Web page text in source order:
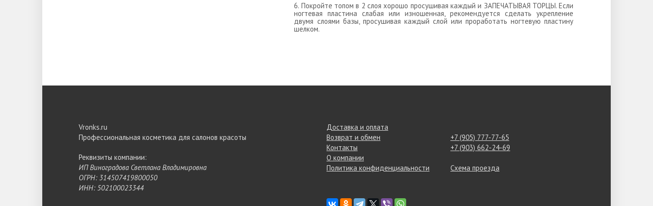
6. Покройте топом в 2 слоя хорошо просушивая каждый и ЗАПЕЧАТЫВАЯ ТОРЦЫ. Если
ногтевая пластина слабая или изношенная, рекомендуется сделать укрепление
двумя слоями базы, просушивая каждый слой или проработать ногтевую пластину
шелком.
Vronks.ru
Профессиональная косметика для салонов красоты
Реквизиты компании:
ИП Виноградова Светлана Владимировна
ОГРН: 314507419800050
ИНН: 502100023344
Доставка и оплата
Возврат и обмен
Контакты
О компании
Политика конфиденциальности
+7 (905) 777-77-65
+7 (903) 662-24-69
Схема проезда